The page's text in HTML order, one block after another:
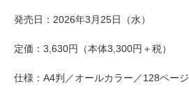
発売日：2026年3月25日（水）
定価：3,630円（本体3,300円＋税）
仕様：A4判／オールカラー／128ページ